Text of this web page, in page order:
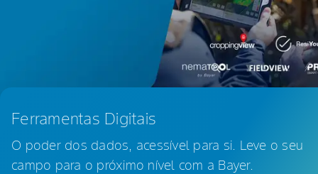
Ferramentas Digitais
O poder dos dados, acessível para si. Leve o seu
campo para o próximo nível com a Bayer.